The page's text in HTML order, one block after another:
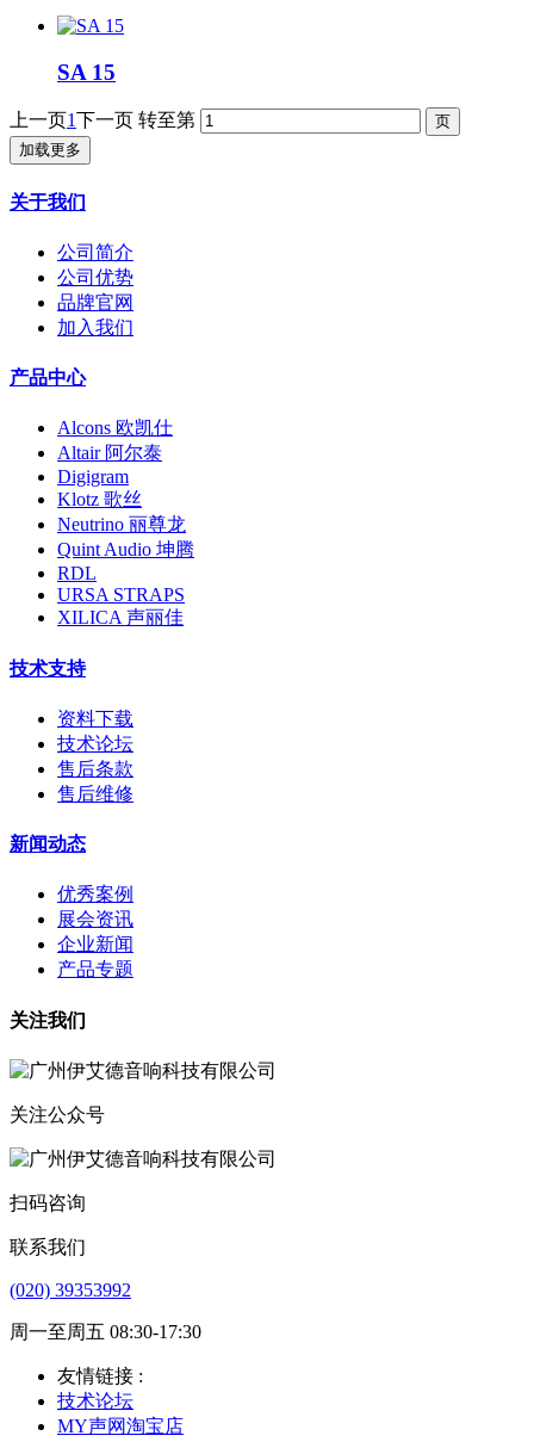
SA 15
上一页1下一页 转至第
加载更多
关于我们
公司简介
公司优势
品牌官网
加入我们
产品中心
Alcons 欧凯仕
Altair 阿尔泰
Digigram
Klotz 歌丝
Neutrino 丽尊龙
Quint Audio 坤腾
RDL
URSA STRAPS
XILICA 声丽佳
技术支持
资料下载
技术论坛
售后条款
售后维修
新闻动态
优秀案例
展会资讯
企业新闻
产品专题
关注我们
关注公众号
扫码咨询
联系我们
(020) 39353992
周一至周五 08:30-17:30
友情链接 :
技术论坛
MY声网淘宝店